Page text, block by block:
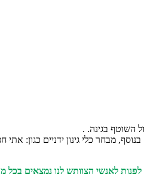
השוטף בגינה. .
מבחר כלי גינון ידניים כגון: אתי
לאנשי הצוותש לנו נמצאים בכל